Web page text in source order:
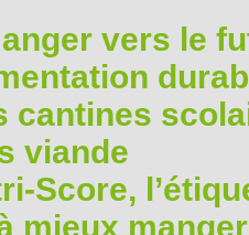
vers le
cantines
viande
Score,
mieux